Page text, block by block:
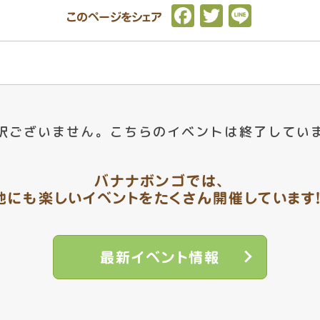
このページをシェア F
a
e
o
k
T
w
t
r
L
i
e
ございません。 こちらのイベントは終了してい
バナナボンゴでは、
にも楽しいイベントを たくさん開催しています！
最新イベント情報